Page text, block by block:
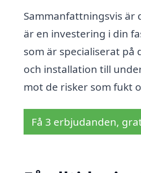
Sammanfattningsvis är
är en investering i din
som är specialiserat
och installation till
mot de risker som fukt
Få 3 erbjudanden,